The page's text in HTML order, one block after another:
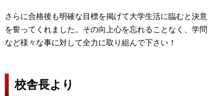
さらに合格後も明確な目標を掲げて大学生活に臨むと決意
を誓ってくれました。その向上心を忘れることなく、学問
など様々な事に対して全力に取り組んで下さい！
校舎長より